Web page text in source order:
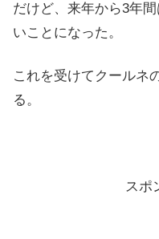
だけど、来年から3年
いことになった。
これを受けてクールネ
る。
スポ